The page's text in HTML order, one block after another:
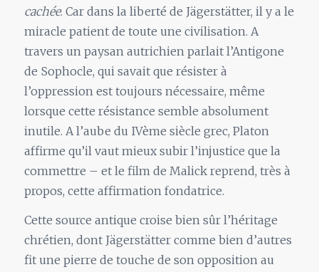
cachée. Car dans la liberté de Jägerstätter, il y a le
miracle patient de toute une civilisation. A
travers un paysan autrichien parlait l’Antigone
de Sophocle, qui savait que résister à
l’oppression est toujours nécessaire, même
lorsque cette résistance semble absolument
inutile. A l’aube du IVème siècle grec, Platon
affirme qu’il vaut mieux subir l’injustice que la
commettre – et le film de Malick reprend, très à
propos, cette affirmation fondatrice.
Cette source antique croise bien sûr l’héritage
chrétien, dont Jägerstätter comme bien d’autres
fit une pierre de touche de son opposition au